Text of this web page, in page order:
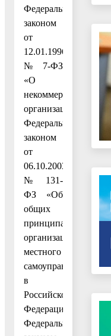
Федеральным
законом
от
12.01.1996
№ 7-ФЗ
«О
некоммерческих
организациях»,
Федеральным
законом
от
06.10.2003
№ 131-
ФЗ «Об
общих
принципах
организации
местного
самоуправления
в
Российской
Федерации»,
Федеральным